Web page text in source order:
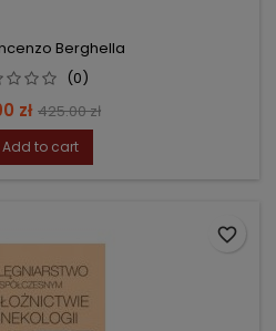
Berghella
(0)
zł Regular
price
425.00 zł
Add to cart
favorite_border